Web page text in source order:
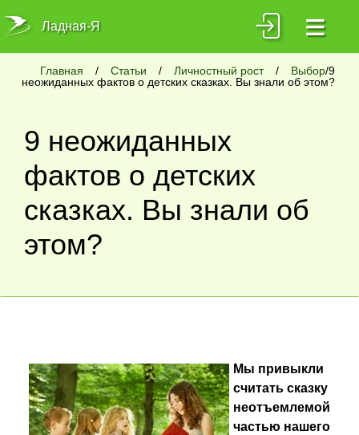
Ладная-Я ≡
Главная / Статьи / Личностный рост / Выбор/9
неожиданных фактов о детских сказках. Вы знали об этом?
9 неожиданных
фактов о детских
сказках. Вы знали об
этом?
Мы привыкли
считать сказку
неотъемлемой
частью нашего